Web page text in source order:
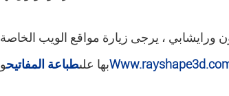
، يرجى زيارة مواقع الويب الخاصة
بها علىطباعة المفاتيحو